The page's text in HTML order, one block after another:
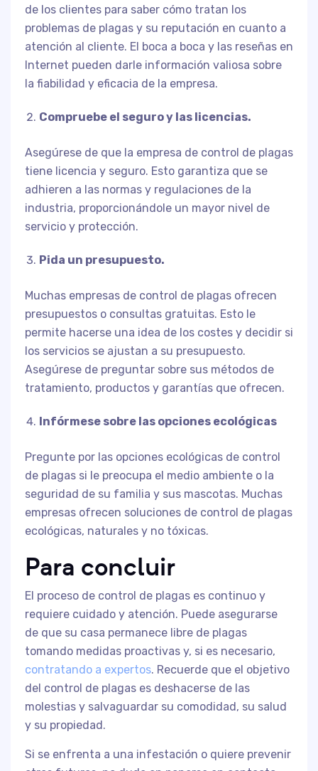
de los clientes para saber cómo tratan los
problemas de plagas y su reputación en cuanto a
atención al cliente. El boca a boca y las reseñas en
Internet pueden darle información valiosa sobre
la fiabilidad y eficacia de la empresa.
Compruebe el seguro y las licencias.
Asegúrese de que la empresa de control de plagas
tiene licencia y seguro. Esto garantiza que se
adhieren a las normas y regulaciones de la
industria, proporcionándole un mayor nivel de
servicio y protección.
Pida un presupuesto.
Muchas empresas de control de plagas ofrecen
presupuestos o consultas gratuitas. Esto le
permite hacerse una idea de los costes y decidir si
los servicios se ajustan a su presupuesto.
Asegúrese de preguntar sobre sus métodos de
tratamiento, productos y garantías que ofrecen.
Infórmese sobre las opciones ecológicas
Pregunte por las opciones ecológicas de control
de plagas si le preocupa el medio ambiente o la
seguridad de su familia y sus mascotas. Muchas
empresas ofrecen soluciones de control de plagas
ecológicas, naturales y no tóxicas.
Para concluir
El proceso de control de plagas es continuo y
requiere cuidado y atención. Puede asegurarse
de que su casa permanece libre de plagas
tomando medidas proactivas y, si es necesario,
contratando a expertos. Recuerde que el objetivo
del control de plagas es deshacerse de las
molestias y salvaguardar su comodidad, su salud
y su propiedad.
Si se enfrenta a una infestación o quiere prevenir